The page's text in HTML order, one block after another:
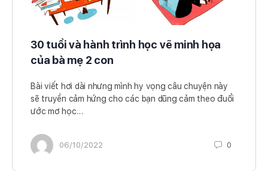
30 tuổi và hành trình học vẽ minh họa
của bà mẹ 2 con
Bài viết hơi dài nhưng mình hy vọng câu chuyện này
sẽ truyền cảm hứng cho các bạn dũng cảm theo đuổi
ước mơ học…
06/10/2022 0